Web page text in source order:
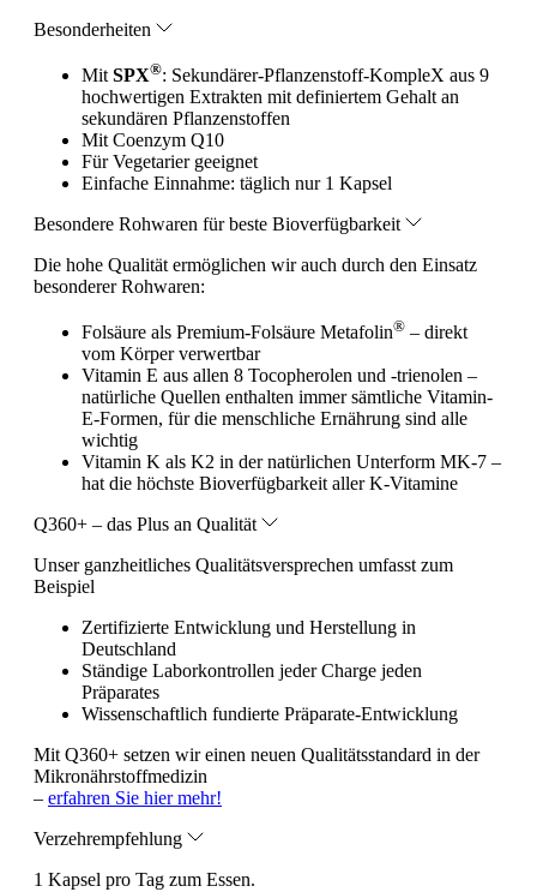
Besonderheiten
Mit SPX®: Sekundärer-Pflanzenstoff-KompleX aus 9
hochwertigen Extrakten mit definiertem Gehalt an
sekundären Pflanzenstoffen
Mit Coenzym Q10
Für Vegetarier geeignet
Einfache Einnahme: täglich nur 1 Kapsel
Besondere Rohwaren für beste Bioverfügbarkeit
Die hohe Qualität ermöglichen wir auch durch den Einsatz
besonderer Rohwaren:
Folsäure als Premium-Folsäure Metafolin® – direkt
vom Körper verwertbar
Vitamin E aus allen 8 Tocopherolen und -trienolen –
natürliche Quellen enthalten immer sämtliche Vitamin-
E-Formen, für die menschliche Ernährung sind alle
wichtig
Vitamin K als K2 in der natürlichen Unterform MK-7 –
hat die höchste Bioverfügbarkeit aller K-Vitamine
Q360+ – das Plus an Qualität
Unser ganzheitliches Qualitätsversprechen umfasst zum
Beispiel
Zertifizierte Entwicklung und Herstellung in
Deutschland
Ständige Laborkontrollen jeder Charge jeden
Präparates
Wissenschaftlich fundierte Präparate-Entwicklung
Mit Q360+ setzen wir einen neuen Qualitätsstandard in der
Mikronährstoffmedizin
– erfahren Sie hier mehr!
Verzehrempfehlung
1 Kapsel pro Tag zum Essen.